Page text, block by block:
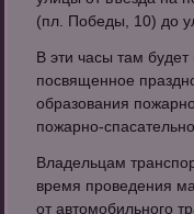
(пл. Победы, 10) до
В эти часы там
посвященное
образования
пожарно-
Владельцам
время проведения
от автомобильного